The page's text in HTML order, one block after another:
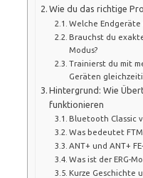
Wie du das richtige
Welche
Brauchst du
Modus?
Trainierst du mit
Geräten
Hintergrund: Wie
funktionieren
Bluetooth Classic
Was bedeutet
ANT+ und ANT+
Was ist der ERG-
Kurze Geschichte